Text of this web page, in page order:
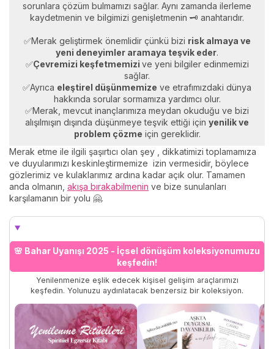
sorunlara çözüm bulmamızı sağlar. Aynı zamanda ilerleme
kaydetmenin ve bilgimizi genişletmenin 🗝️ anahtarıdır.
✅Merak geliştirmek önemlidir çünkü bizi risk almaya ve
yeni deneyimler aramaya teşvik eder.
✅Çevremizi keşfetmemizi ve yeni bilgiler edinmemizi
sağlar.
✅Ayrıca eleştirel düşünmemize ve etrafımızdaki dünya
hakkında sorular sormamıza yardımcı olur.
✅Merak, mevcut inançlarımıza meydan okuduğu ve bizi
alışılmışın dışında düşünmeye teşvik ettiği için yenilik ve
problem çözme için gereklidir.
Merak etme ile ilgili şaşırtıcı olan şey , dikkatimizi toplamamıza
ve duyularımızı keskinleştirmemize izin vermesidir, böylece
gözlerimiz ve kulaklarımız ardına kadar açık olur. Tamamen
anda olmanın, akışa bırakabilmenin ve bize sunulanları
karşılamanın bir yolu 🤗.
🌸 Bahar Uyanışı 2025 - İçsel dönüşüm koleksiyonumuzu
keşfedin!
Yenilenmenize eşlik edecek kişisel gelişim araçlarımızı
keşfedin. Yolunuzu aydınlatacak benzersiz bir koleksiyon.